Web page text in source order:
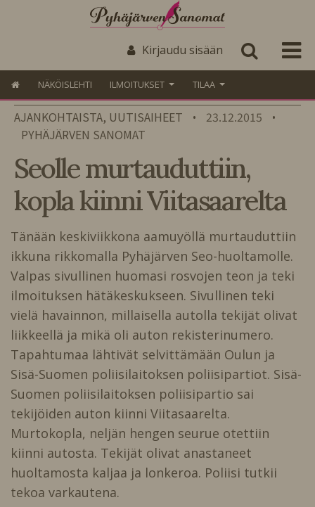
Kirjaudu sisään
NÄKÖISLEHTI ILMOITUKSET TILAA
AJANKOHTAISTA, UUTISAIHEET • 23.12.2015 •
PYHÄJÄRVEN SANOMAT
Seolle murtauduttiin,
kopla kiinni Viitasaarelta
Tänään keskiviikkona aamuyöllä murtauduttiin
ikkuna rikkomalla Pyhäjärven Seo-huoltamolle.
Valpas sivullinen huomasi rosvojen teon ja teki
ilmoituksen hätäkeskukseen. Sivullinen teki
vielä havainnon, millaisella autolla tekijät olivat
liikkeellä ja mikä oli auton rekisterinumero.
Tapahtumaa lähtivät selvittämään Oulun ja
Sisä-Suomen poliisilaitoksen poliisipartiot. Sisä-
Suomen poliisilaitoksen poliisipartio sai
tekijöiden auton kiinni Viitasaarelta.
Murtokopla, neljän hengen seurue otettiin
kiinni autosta. Tekijät olivat anastaneet
huoltamosta kaljaa ja lonkeroa. Poliisi tutkii
tekoa varkautena.